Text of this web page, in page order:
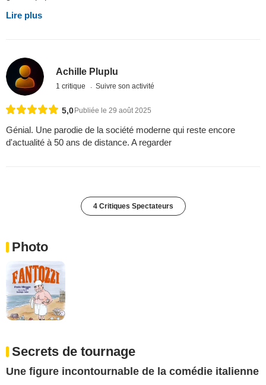
Lire plus
Achille Pluplu
1 critique Suivre son activité
5,0 Publiée le 29 août 2025
Génial. Une parodie de la société moderne qui reste encore
d'actualité à 50 ans de distance. A regarder
4 Critiques Spectateurs
Photo
Secrets de tournage
Une figure incontournable de la comédie italienne